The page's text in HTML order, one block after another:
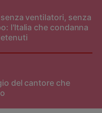
ventilatori, senza
l'Italia che condanna
del cantore che